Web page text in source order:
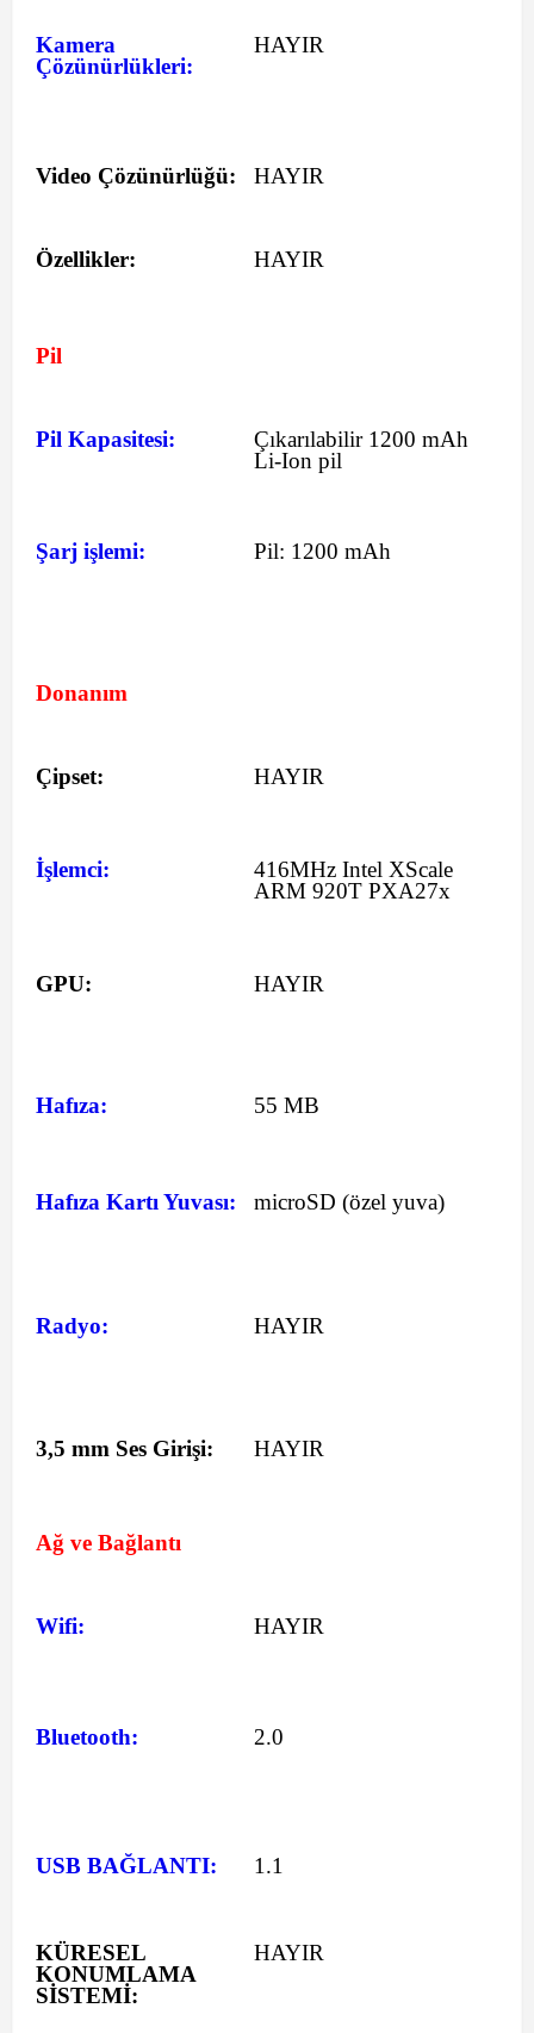
Kamera
Çözünürlükleri:
HAYIR
Video Çözünürlüğü: HAYIR
Özellikler: HAYIR
Pil
Pil Kapasitesi:
Çıkarılabilir 1200 mAh
Li-Ion pil
Şarj işlemi: Pil: 1200 mAh
Donanım
Çipset: HAYIR
İşlemci:
416MHz Intel XScale
ARM 920T PXA27x
GPU: HAYIR
Hafıza: 55 MB
Hafıza Kartı Yuvası: microSD (özel yuva)
Radyo: HAYIR
3,5 mm Ses Girişi: HAYIR
Ağ ve Bağlantı
Wifi: HAYIR
Bluetooth: 2.0
USB BAĞLANTI: 1.1
KÜRESEL
KONUMLAMA
SİSTEMİ:
HAYIR